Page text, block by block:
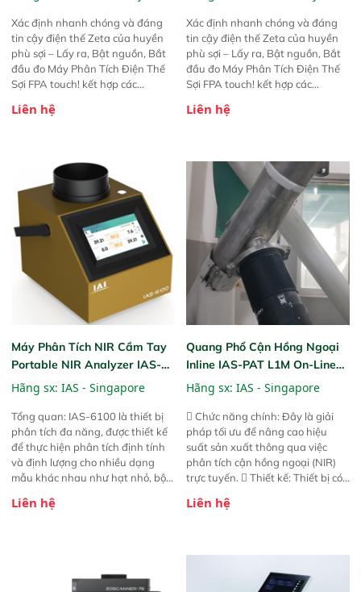
Xác định nhanh chóng và đáng
tin cậy điện thế Zeta của huyền
phù sợi – Lấy ra, Bật nguồn, Bắt
đầu đo Máy Phân Tích Điện Thế
Sợi FPA touch! kết hợp các
được chứng minh với sự đơn giản
trước đó. Nhưng so với các phiên
bản trước, FPA touch! nhỏ hơn và
nhẹ hơn đáng kể, đồng thời được
nâng cấp với các tính năng mới.
Liên hệ
Xác định nhanh chóng và đáng
tin cậy điện thế Zeta của huyền
phù sợi – Lấy ra, Bật nguồn, Bắt
đầu đo Máy Phân Tích Điện Thế
Sợi FPA touch! kết hợp các
được chứng minh với sự đơn giản
trước đó. Nhưng so với các phiên
bản trước, FPA touch! nhỏ hơn và
nhẹ hơn đáng kể, đồng thời được
nâng cấp với các tính năng mới.
Liên hệ
Máy Phân Tích NIR Cầm Tay
Portable NIR Analyzer IAS-
6100
Hãng sx: IAS - Singapore
Tổng quan: IAS-6100 là thiết bị
phân tích đa năng, được thiết kế
để thực hiện phân tích định tính
và định lượng cho nhiều dạng
mẫu khác nhau như hạt nhỏ, bột,
này cho phép bất kỳ ai cũng có
thức ăn chăn nuôi, nguyên liệu
Liên hệ
Quang Phổ Cận Hồng Ngoại
Inline IAS-PAT L1M On-Line
NIR
Hãng sx: IAS - Singapore
 Chức năng chính: Đây là giải
pháp tối ưu để nâng cao hiệu
suất sản xuất thông qua việc
phân tích cận hồng ngoại (NIR)
trực tuyến.  Thiết kế: Thiết bị có
hỗ trợ tản nhiệt tăng cường và đã
năng theo dõi thông số theo thời
gian thực và trực quan hóa dữ
liệu để tăng chỉ số ROI cho doanh
Liên hệ